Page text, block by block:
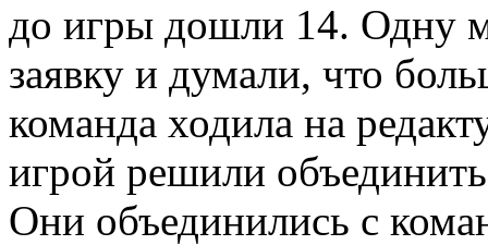
до игры дошли 14. Одну
заявку и думали, что
команда ходила на
игрой решили
Они объединились с